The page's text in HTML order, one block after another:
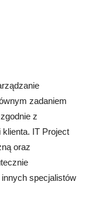
zadaniem
z
IT Project
oraz
specjalistów